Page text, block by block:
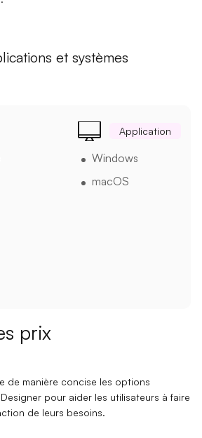
et systèmes
Application
Windows
macOS
prix
de manière concise les options
pour aider les utilisateurs à faire
de leurs besoins.